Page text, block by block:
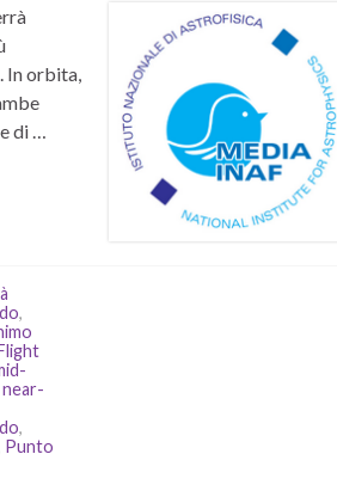
In orbita,
di …
,
near-
,
Punto